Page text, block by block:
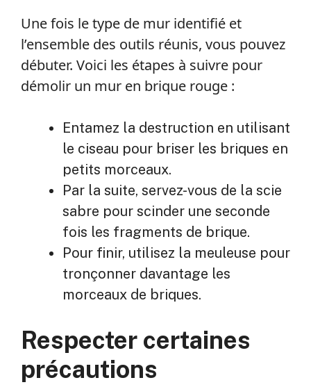
Une fois le type de mur identifié et
l’ensemble des outils réunis, vous pouvez
débuter. Voici les étapes à suivre pour
démolir un mur en brique rouge :
Entamez la destruction en utilisant
le ciseau pour briser les briques en
petits morceaux.
Par la suite, servez-vous de la scie
sabre pour scinder une seconde
fois les fragments de brique.
Pour finir, utilisez la meuleuse pour
tronçonner davantage les
morceaux de briques.
Respecter certaines
précautions